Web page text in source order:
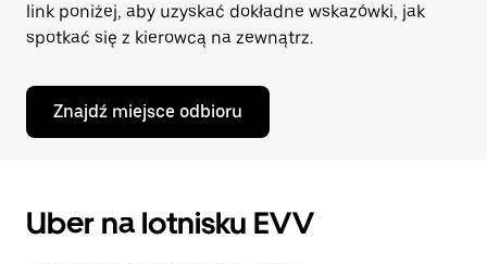
link poniżej, aby uzyskać dokładne wskazówki, jak
spotkać się z kierowcą na zewnątrz.
Znajdź miejsce odbioru
Uber na lotnisku EVV